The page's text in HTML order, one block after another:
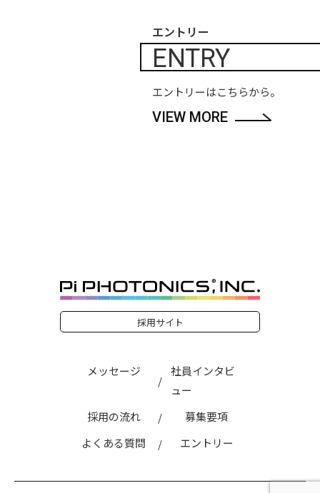
エントリー
ENTRY
エントリーはこちらから。
VIEW MORE
採用サイト
メッセージ
社員インタビ
ュー
採用の流れ
募集要項
よくある質問
エントリー